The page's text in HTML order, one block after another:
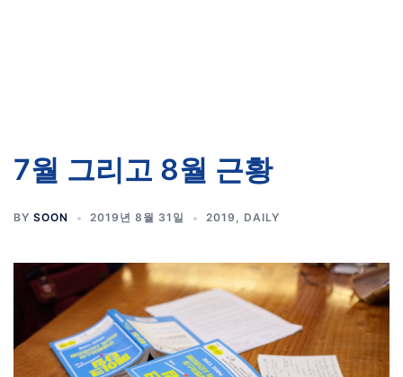
7월 그리고 8월 근황
BY SOON 2019년 8월 31일 2019 , DAILY